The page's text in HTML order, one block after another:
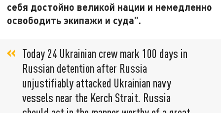
себя достойно великой нации и немедленно
освободить экипажи и суда".
Today 24 Ukrainian crew mark 100 days in
Russian detention after Russia
unjustifiably attacked Ukrainian navy
vessels near the Kerch Strait. Russia